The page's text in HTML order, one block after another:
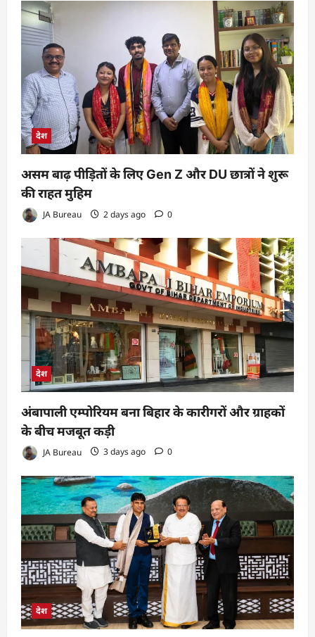
देश
असम बाढ़ पीड़ितों के लिए Gen Z और DU छात्रों ने शुरू
की राहत मुहिम
JA Bureau 2 days ago 0
देश
अंबापाली एम्पोरियम बना बिहार के कारीगरों और ग्राहकों
के बीच मजबूत कड़ी
JA Bureau 3 days ago 0
देश